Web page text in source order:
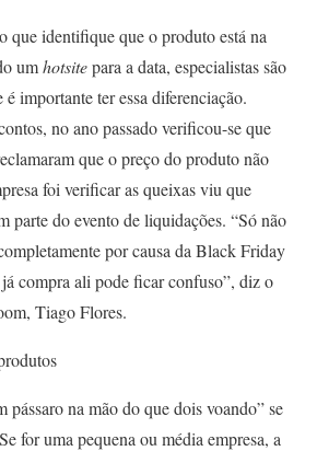
que identifique que o produto está na
umhotsitepara a data, especialistas são
importante ter essa diferenciação.
no ano passado verificou-se que
que o preço do produto não
foi verificar as queixas viu que
parte do evento de liquidações. “Só não
por causa da Black Friday
compra ali pode ficar confuso”, diz o
Tiago Flores.
pássaro na mão do que dois voando” se
for uma pequena ou média empresa, a